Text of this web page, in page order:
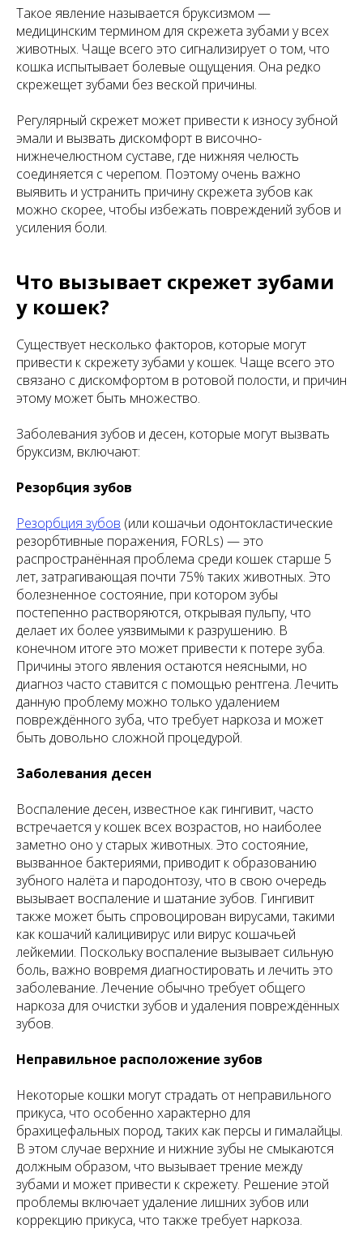
Такое явление называется бруксизмом —
медицинским термином для скрежета зубами у всех
животных. Чаще всего это сигнализирует о том, что
кошка испытывает болевые ощущения. Она редко
скрежещет зубами без веской причины.
Регулярный скрежет может привести к износу зубной
эмали и вызвать дискомфорт в височно-
нижнечелюстном суставе, где нижняя челюсть
соединяется с черепом. Поэтому очень важно
выявить и устранить причину скрежета зубов как
можно скорее, чтобы избежать повреждений зубов и
усиления боли.
Что вызывает скрежет зубами
у кошек?
Существует несколько факторов, которые могут
привести к скрежету зубами у кошек. Чаще всего это
связано с дискомфортом в ротовой полости, и причин
этому может быть множество.
Заболевания зубов и десен, которые могут вызвать
бруксизм, включают:
Резорбция зубов
Резорбция зубов (или кошачьи одонтокластические
резорбтивные поражения, FORLs) — это
распространённая проблема среди кошек старше 5
лет, затрагивающая почти 75% таких животных. Это
болезненное состояние, при котором зубы
постепенно растворяются, открывая пульпу, что
делает их более уязвимыми к разрушению. В
конечном итоге это может привести к потере зуба.
Причины этого явления остаются неясными, но
диагноз часто ставится с помощью рентгена. Лечить
данную проблему можно только удалением
повреждённого зуба, что требует наркоза и может
быть довольно сложной процедурой.
Заболевания десен
Воспаление десен, известное как гингивит, часто
встречается у кошек всех возрастов, но наиболее
заметно оно у старых животных. Это состояние,
вызванное бактериями, приводит к образованию
зубного налёта и пародонтозу, что в свою очередь
вызывает воспаление и шатание зубов. Гингивит
также может быть спровоцирован вирусами, такими
как кошачий калицивирус или вирус кошачьей
лейкемии. Поскольку воспаление вызывает сильную
боль, важно вовремя диагностировать и лечить это
заболевание. Лечение обычно требует общего
наркоза для очистки зубов и удаления повреждённых
зубов.
Неправильное расположение зубов
Некоторые кошки могут страдать от неправильного
прикуса, что особенно характерно для
брахицефальных пород, таких как персы и гималайцы.
В этом случае верхние и нижние зубы не смыкаются
должным образом, что вызывает трение между
зубами и может привести к скрежету. Решение этой
проблемы включает удаление лишних зубов или
коррекцию прикуса, что также требует наркоза.